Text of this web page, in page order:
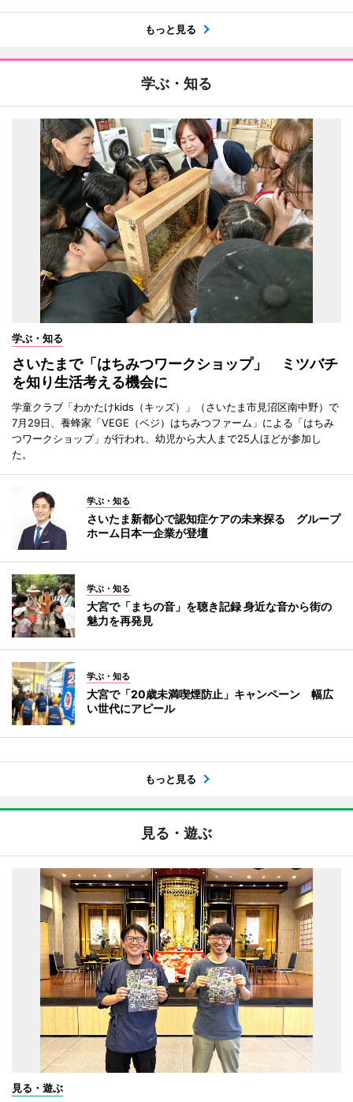
もっと見る
学ぶ・知る
学ぶ・知る
さいたまで「はちみつワークショップ」 ミツバチ
を知り生活考える機会に
学童クラブ「わかたけkids（キッズ）」（さいたま市見沼区南中野）で
7月29日、養蜂家「VEGE（ベジ）はちみつファーム」による「はちみ
つワークショップ」が行われ、幼児から大人まで25人ほどが参加し
た。
学ぶ・知る
さいたま新都心で認知症ケアの未来探る グループ
ホーム日本一企業が登壇
学ぶ・知る
大宮で「まちの音」を聴き記録 身近な音から街の
魅力を再発見
学ぶ・知る
大宮で「20歳未満喫煙防止」キャンペーン 幅広
い世代にアピール
もっと見る
見る・遊ぶ
見る・遊ぶ